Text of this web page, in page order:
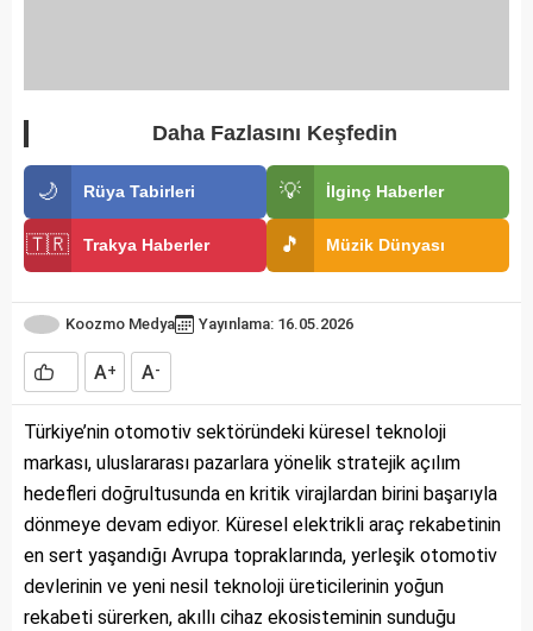
Daha Fazlasını Keşfedin
🌙 Rüya Tabirleri 💡 İlginç Haberler
🇹🇷 Trakya Haberler 🎵 Müzik Dünyası
Koozmo Medya Yayınlama: 16.05.2026
A+ A-
Türkiye’nin otomotiv sektöründeki küresel teknoloji
markası, uluslararası pazarlara yönelik stratejik açılım
hedefleri doğrultusunda en kritik virajlardan birini başarıyla
dönmeye devam ediyor. Küresel elektrikli araç rekabetinin
en sert yaşandığı Avrupa topraklarında, yerleşik otomotiv
devlerinin ve yeni nesil teknoloji üreticilerinin yoğun
rekabeti sürerken, akıllı cihaz ekosisteminin sunduğu